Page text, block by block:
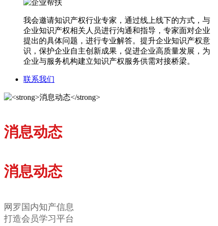
我会邀请知识产权行业专家，通过线上线下的方式，与
企业知识产权相关人员进行沟通和指导，专家面对企业
提出的具体问题，进行专业解答。提升企业知识产权意
识，保护企业自主创新成果，促进企业高质量发展，为
企业与服务机构建立知识产权服务供需对接桥梁。
联系我们
消息动态
消息动态
网罗国内知产信息
打造会员学习平台